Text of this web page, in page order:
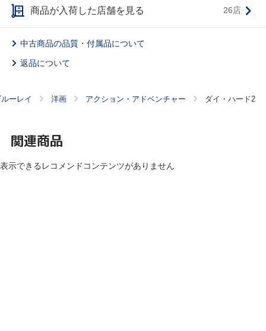
商品が入荷した店舗を見る 26店
中古商品の品質・付属品について
返品について
ーレイ 洋画 アクション・アドベンチャー ダイ・ハード2
関連商品
表示できるレコメンドコンテンツがありません